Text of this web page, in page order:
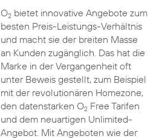
O2bietet innovative Angebote zum
besten Preis-Leistungs-Verhältnis
und macht sie der breiten Masse
an Kunden zugänglich. Das hat die
Marke in der Vergangenheit oft
unter Beweis gestellt, zum Beispiel
mit der revolutionären Homezone,
den datenstarken O2Free Tarifen
und dem neuartigen Unlimited-
Angebot. Mit Angeboten wie der